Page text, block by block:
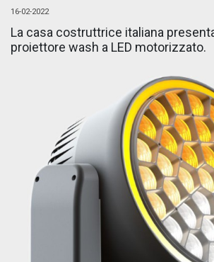
16-02-2022
La casa costruttrice italiana
proiettore wash a LED motorizzato.